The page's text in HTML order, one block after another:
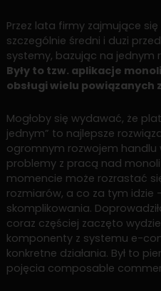
Przez lata firmy zajmujące
szczególnie średni i duzi
systemy, bazując na jednym
Były to tzw. aplikacje
obsługi wielu powiązanych
Mogłoby się wydawać, że
jednym” to najlepsze
ogromnym rozwojem handlu
problemy z pracą nad
momencie może rozrastać
rozmiarów, a co za tym
skomplikowania.
coraz częściej zaczęto
komponenty z systemu e-
konkretne działania. Był to
pojęcia composable